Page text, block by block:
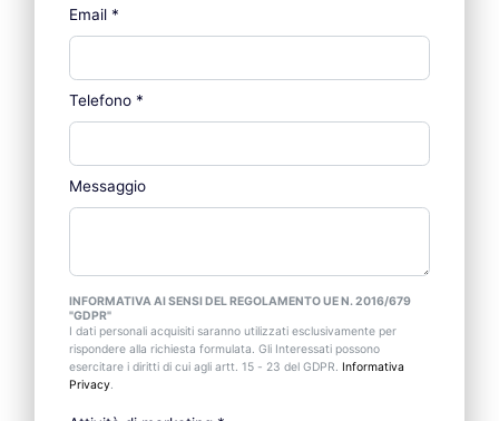
Email *
Telefono *
Messaggio
INFORMATIVA AI SENSI DEL REGOLAMENTO UE N. 2016/679
"GDPR"
I dati personali acquisiti saranno utilizzati esclusivamente per
rispondere alla richiesta formulata. Gli Interessati possono
esercitare i diritti di cui agli artt. 15 - 23 del GDPR. Informativa
Privacy